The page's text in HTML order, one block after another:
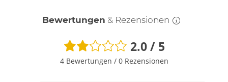
Bewertungen & Rezensionen
2.0 / 5
4 Bewertungen / 0 Rezensionen